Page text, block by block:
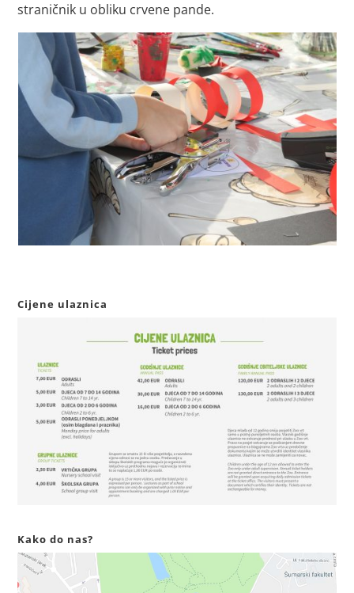
straničnik u obliku crvene pande.
Cijene ulaznica
Kako do nas?